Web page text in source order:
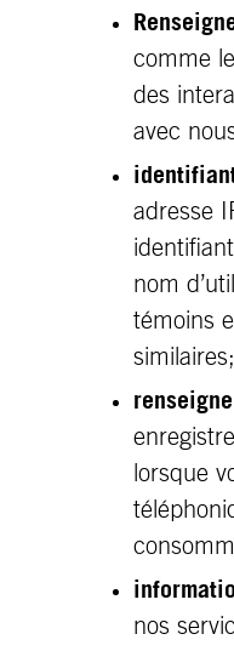
comme
des
avec
adresse
nom
témoins
similaires;
lorsque
nos